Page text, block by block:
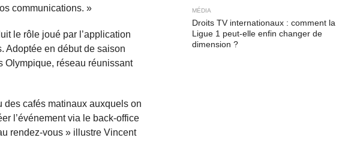
communications. »
le rôle joué par l’application
Adoptée en début de saison
réseau réunissant
des cafés matinaux auxquels on
l’événement via le back-office
rendez-vous » illustre Vincent
MÉDIA
Droits TV internationaux : comment la
Ligue 1 peut-elle enfin changer de
dimension ?